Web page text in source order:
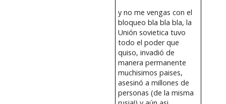
y no me vengas con el
bloqueo bla bla bla, la
Unión sovietica tuvo
todo el poder que
quiso, invadió de
manera permanente
muchisimos paises,
asesinó a millones de
personas (de la misma